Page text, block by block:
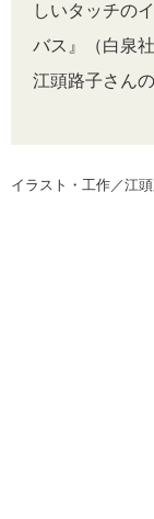
しいタッチの
バス』（白泉
江頭路子さん
イラスト・工作／江